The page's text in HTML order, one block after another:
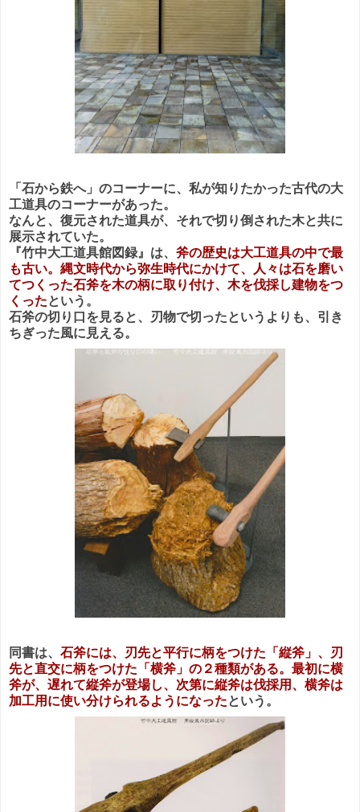
「石から鉄へ」のコーナーに、私が知りたかった古代の大
工道具のコーナーがあった。
なんと、復元された道具が、それで切り倒された木と共に
展示されていた。
『竹中大工道具館図録』は、 斧の歴史は大工道具の中で最
も古い。縄文時代から弥生時代にかけて、人々は石を磨い
てつくった石斧を木の柄に取り付け、木を伐採し建物をつ
くったという。
石斧の切り口を見ると、刃物で切ったというよりも、引き
ちぎった風に見える。
同書は、 石斧には、刃先と平行に柄をつけた「縦斧」、刃
先と直交に柄をつけた「横斧」の２種類がある。最初に横
斧が、遅れて縦斧が登場し、次第に縦斧は伐採用、横斧は
加工用に使い分けられるようになったという。